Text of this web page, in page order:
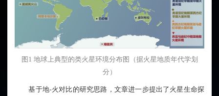
图 1 地球上典型的类火星环境分布图（据火星地质年代学划
分）
基于地-火对比的研究思路，文章进一步提出了火星生命探